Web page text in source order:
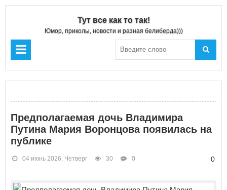
Тут все как то так!
Юмор, приколы, новости и разная белиберда)))
Предполагаемая дочь Владимира
Путина Мария Воронцова появилась на
публике
04 июнь 2026, Четверг 30 0 0